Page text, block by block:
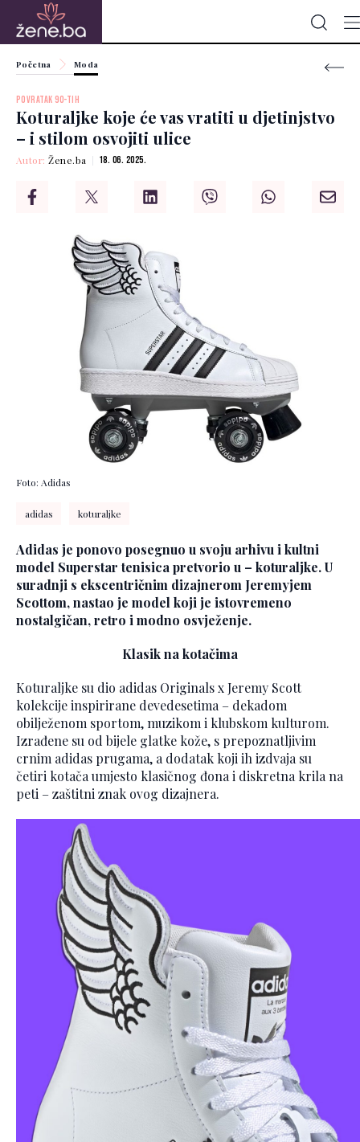
Početna Moda
POVRATAK 90-TIH
Koturaljke koje će vas vratiti u djetinjstvo
– i stilom osvojiti ulice
Autor:Žene.ba 18. 06. 2025.
Foto: Adidas
adidas koturaljke
Adidas je ponovo posegnuo u svoju arhivu i kultni
model Superstar tenisica pretvorio u – koturaljke. U
suradnji s ekscentričnim dizajnerom Jeremyjem
Scottom, nastao je model koji je istovremeno
nostalgičan, retro i modno osvježenje.
Klasik na kotačima
Koturaljke su dio adidas Originals x Jeremy Scott
kolekcije inspirirane devedesetima – dekadom
obilježenom sportom, muzikom i klubskom kulturom.
Izrađene su od bijele glatke kože, s prepoznatljivim
crnim adidas prugama, a dodatak koji ih izdvaja su
četiri kotača umjesto klasičnog đona i diskretna krila na
peti – zaštitni znak ovog dizajnera.